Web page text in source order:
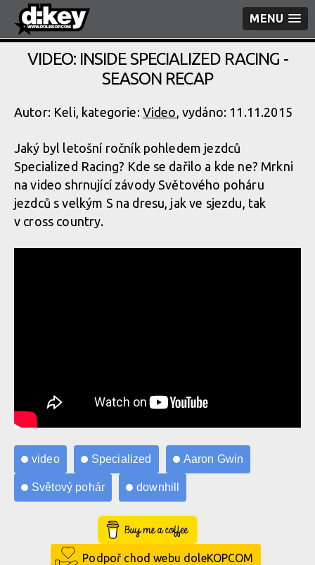
MENU
VIDEO: INSIDE SPECIALIZED RACING -
SEASON RECAP
Autor: Keli, kategorie: Video, vydáno: 11.11.2015
Jaký byl letošní ročník pohledem jezdců
Specialized Racing? Kde se dařilo a kde ne? Mrkni
na video shrnující závody Světového poháru
jezdců s velkým S na dresu, jak ve sjezdu, tak
v cross country.
video Specialized Aaron Gwin
Světový pohár downhill
Buy Me a Coffee
Podpoř chod webu doleKOPCOM